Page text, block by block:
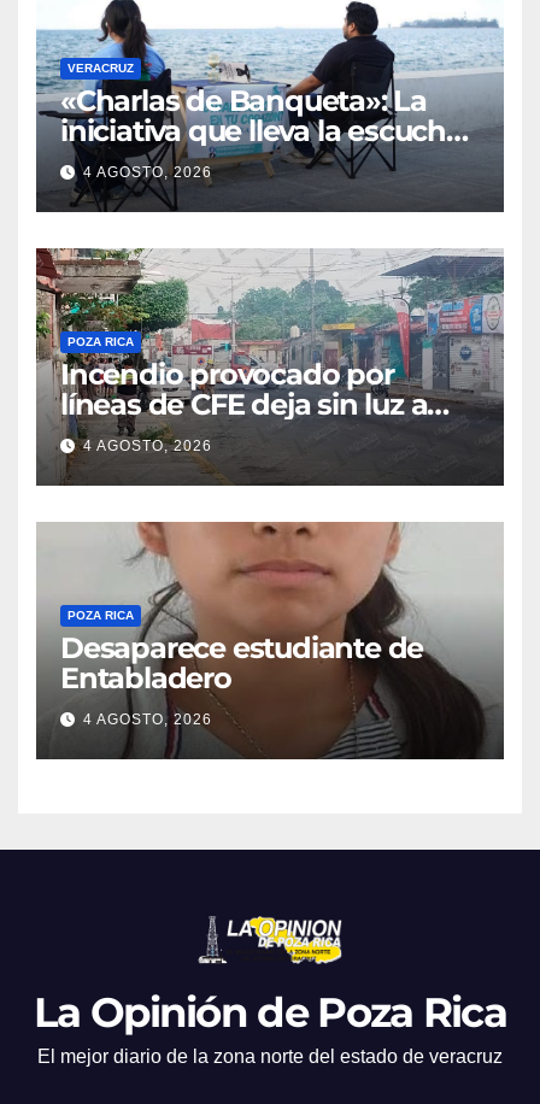
VERACRUZ
«Charlas de Banqueta»: La
iniciativa que lleva la escucha
de la salud mental al bulevar
de Veracruz
4 AGOSTO, 2026
POZA RICA
Incendio provocado por
líneas de CFE deja sin luz a
decenas de familias
4 AGOSTO, 2026
POZA RICA
Desaparece estudiante de
Entabladero
4 AGOSTO, 2026
La Opinión de Poza Rica
El mejor diario de la zona norte del estado de veracruz